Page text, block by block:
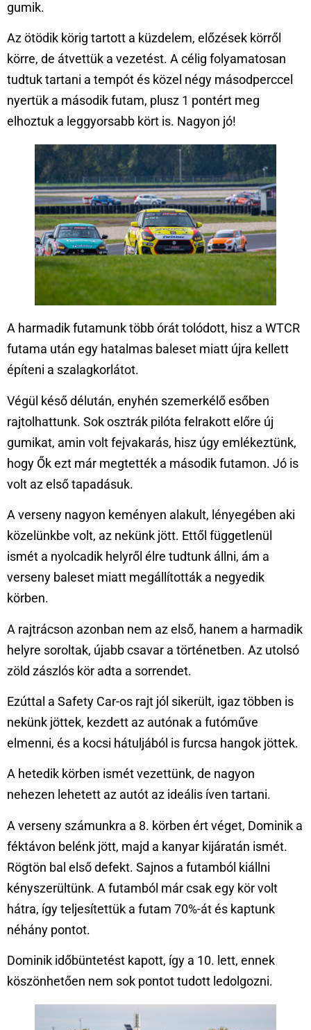
gumik.
Az ötödik körig tartott a küzdelem, előzések körről
körre, de átvettük a vezetést. A célig folyamatosan
tudtuk tartani a tempót és közel négy másodperccel
nyertük a második futam, plusz 1 pontért meg
elhoztuk a leggyorsabb kört is. Nagyon jó!
A harmadik futamunk több órát tolódott, hisz a WTCR
futama után egy hatalmas baleset miatt újra kellett
építeni a szalagkorlátot.
Végül késő délután, enyhén szemerkélő esőben
rajtolhattunk. Sok osztrák pilóta felrakott előre új
gumikat, amin volt fejvakarás, hisz úgy emlékeztünk,
hogy Ők ezt már megtették a második futamon. Jó is
volt az első tapadásuk.
A verseny nagyon keményen alakult, lényegében aki
közelünkbe volt, az nekünk jött. Ettől függetlenül
ismét a nyolcadik helyről élre tudtunk állni, ám a
verseny baleset miatt megállították a negyedik
körben.
A rajtrácson azonban nem az első, hanem a harmadik
helyre soroltak, újabb csavar a történetben. Az utolsó
zöld zászlós kör adta a sorrendet.
Ezúttal a Safety Car-os rajt jól sikerült, igaz többen is
nekünk jöttek, kezdett az autónak a futóműve
elmenni, és a kocsi hátuljából is furcsa hangok jöttek.
A hetedik körben ismét vezettünk, de nagyon
nehezen lehetett az autót az ideális íven tartani.
A verseny számunkra a 8. körben ért véget, Dominik a
féktávon belénk jött, majd a kanyar kijáratán ismét.
Rögtön bal első defekt. Sajnos a futamból kiállni
kényszerültünk. A futamból már csak egy kör volt
hátra, így teljesítettük a futam 70%-át és kaptunk
néhány pontot.
Dominik időbüntetést kapott, így a 10. lett, ennek
köszönhetően nem sok pontot tudott ledolgozni.